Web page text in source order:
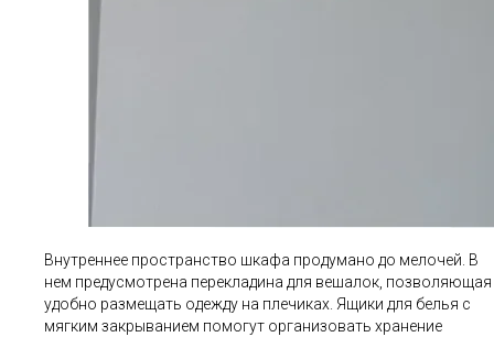
Внутреннее пространство шкафа продумано до мелочей. В
нем предусмотрена перекладина для вешалок, позволяющая
удобно размещать одежду на плечиках. Ящики для белья с
мягким закрыванием помогут организовать хранение